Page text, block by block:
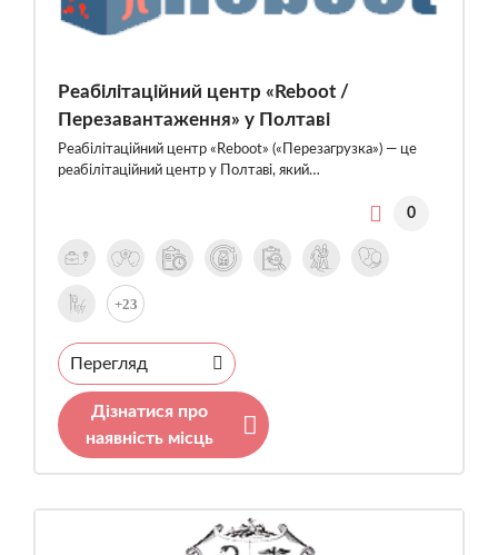
Реабілітаційний центр «Reboot /
Перезавантаження» у Полтаві
Реабілітаційний центр «Reboot» («Перезагрузка») — це
реабілітаційний центр у Полтаві, який…
0
+23
Перегляд
Дізнатися про
наявність місць